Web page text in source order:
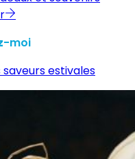
-moi
saveurs estivales